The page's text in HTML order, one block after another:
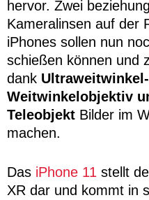
hervor. Zwei
Kameralinsen auf der
iPhones sollen nun
schießen können und
dank
Weitwinkelobjektiv
Teleobjekt Bilder im
machen.
Das iPhone 11 stellt
XR dar und kommt in